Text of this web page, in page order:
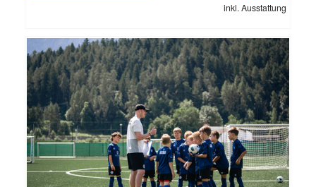
inkl. Ausstattung